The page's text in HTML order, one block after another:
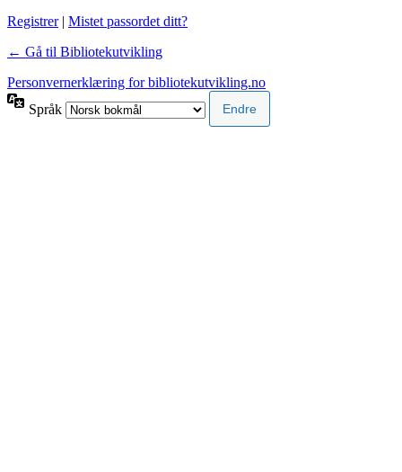
Registrer| Mistet passordet ditt?
← Gå til Bibliotekutvikling
Personvernerklæring for bibliotekutvikling.no
Språk